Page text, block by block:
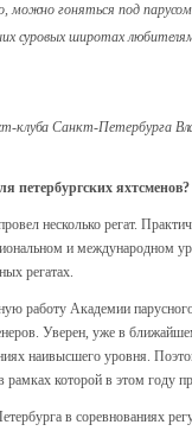
можно гоняться под
суровых широтах
клуба Санкт-Петербурга
петербургских
несколько регат.
и международном
регатах.
работу Академии
Уверен, уже в
наивысшего уровня.
которой в этом году
в соревнованиях